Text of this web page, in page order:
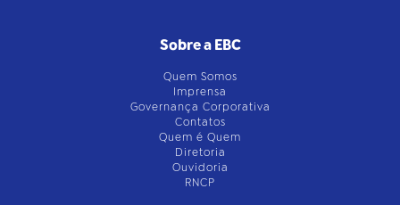
Sobre a EBC
Quem Somos
Imprensa
Governança Corporativa
Contatos
Quem é Quem
Diretoria
Ouvidoria
RNCP